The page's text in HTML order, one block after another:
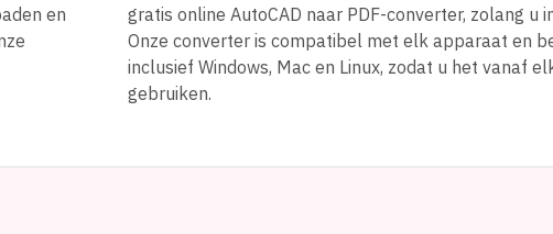
en
gratis online AutoCAD naar PDF-converter, zolang u
Onze converter is compatibel met elk apparaat en
inclusief Windows, Mac en Linux, zodat u het vanaf
gebruiken.